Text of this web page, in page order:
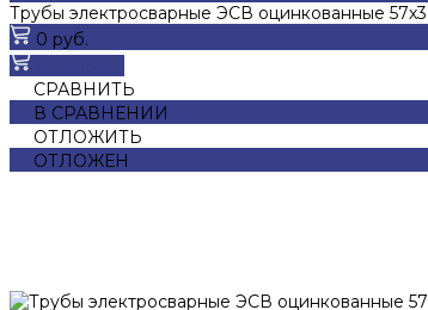
Трубы электросварные ЭСВ оцинкованные
0 руб.
СРАВНИТЬ
В СРАВНЕНИИ
ОТЛОЖИТЬ
ОТЛОЖЕН